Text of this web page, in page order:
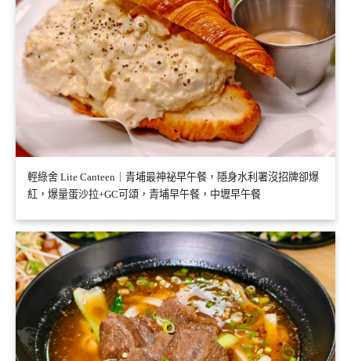
輕綠舍 Lite Canteen｜青埔最神祕早午餐，隱身水利署沒招牌卻爆
紅，爆量蛋沙拉+GC可頌，青埔早午餐，中壢早午餐